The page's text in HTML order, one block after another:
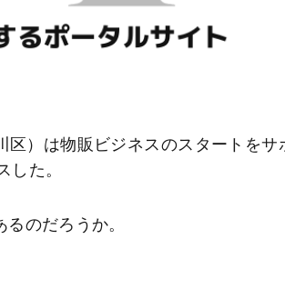
区）は物販ビジネスのスタートをサ
した。
のだろうか。